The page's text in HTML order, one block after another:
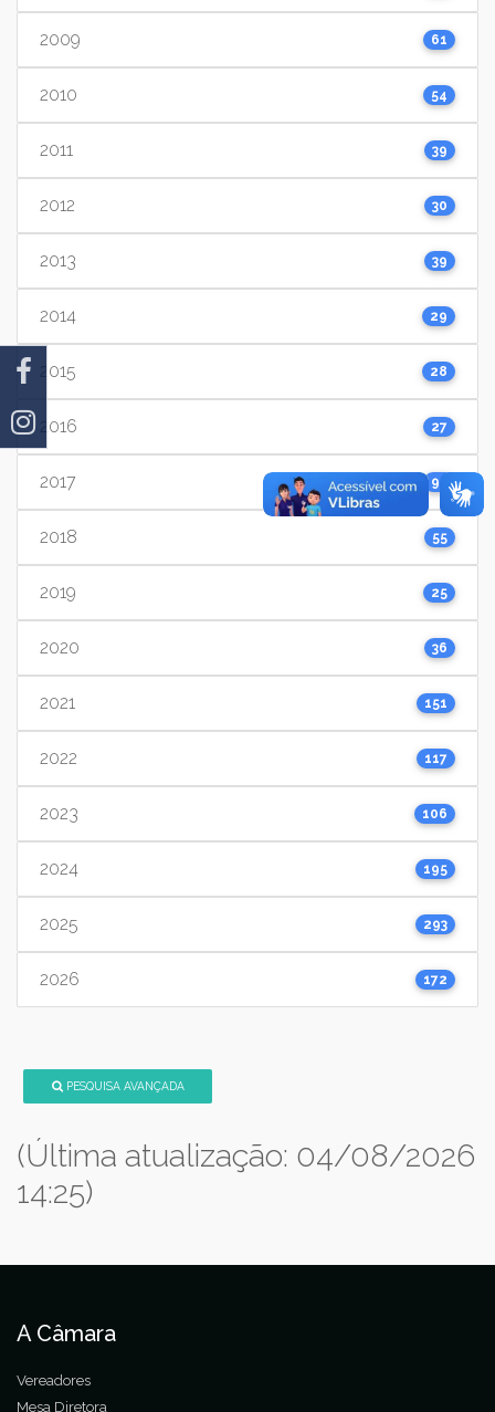
2009 61
2010 54
2011 39
2012 30
2013 39
2014 29
2015 28
2016 27
2017 91
2018 55
2019 25
2020 36
2021 151
2022 117
2023 106
2024 195
2025 293
2026 172
PESQUISA AVANÇADA
(Última atualização: 04/08/2026
14:25)
A Câmara
Vereadores
Mesa Diretora